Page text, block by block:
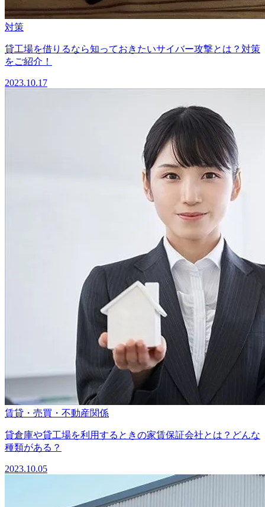
対策
貸工場を借りるなら知っておきたいサイバー攻撃とは？対策
をご紹介！
2023.10.17
賃貸・売買・不動産関係
貸倉庫や貸工場を利用するときの家賃保証会社とは？どんな
種類がある？
2023.10.05